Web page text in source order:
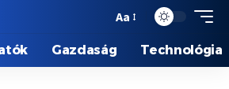
Aa
Gazdaság Technológia